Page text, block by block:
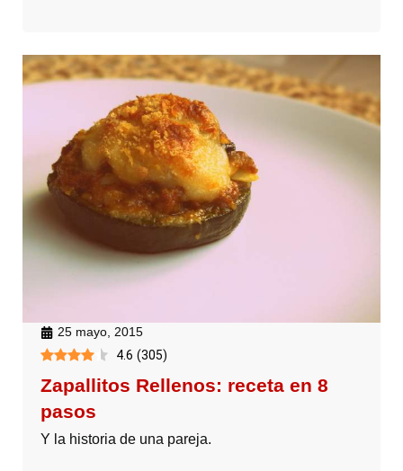
25 mayo, 2015
4.6 (305)
Zapallitos Rellenos: receta en 8
pasos
Y la historia de una pareja.